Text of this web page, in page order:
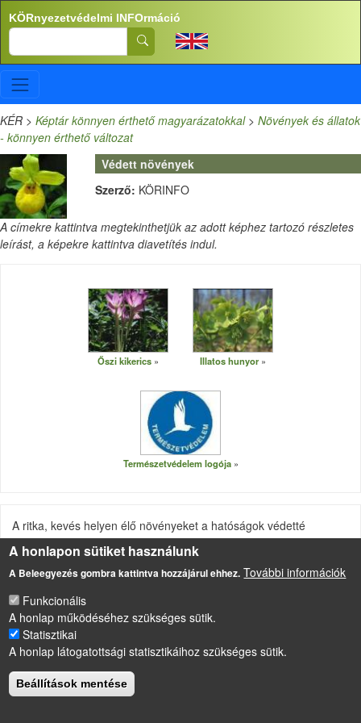
Ugrás a tartalomra
KÖRnyezetvédelmi INFOrmáció
Search
KÉR > Képtár könnyen érthető magyarázatokkal> Növények és állatok
- könnyen érthető változat
Védett növények
Szerző: KÖRINFO
A címekre kattintva megtekinthetjük az adott képhez tartozó részletes
leírást, a képekre kattintva diavetítés indul.
Őszi kikerics Illatos hunyor
Természetvédelem logója
A ritka, kevés helyen élő növényeket a hatóságok védetté
nyilvánítják. A védetté nyilvánítás azt jelenti, hogy azt a növényt
nem szabad leszedni, aki leszedi, annak bírságot kell fizetnie.
LÁBLÉC
Impresszum
Sütikezelési szabályzat
Drupalalapú webhely
A honlapon sütiket használunk
A Beleegyezés gombra kattintva hozzájárul ehhez. További információk
Funkcionális
A honlap működéséhez szükséges sütik.
Statisztikai
A honlap látogatottsági statisztikáihoz szükséges sütik.
Beállítások mentése